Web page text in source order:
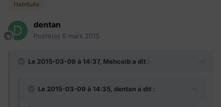
Habitués
dentan
Posté(e) 9 mars 2015
Le 2015-03-09 à 14:37, Mehcoib a dit :
Le 2015-03-09 à 14:35, dentan a dit :